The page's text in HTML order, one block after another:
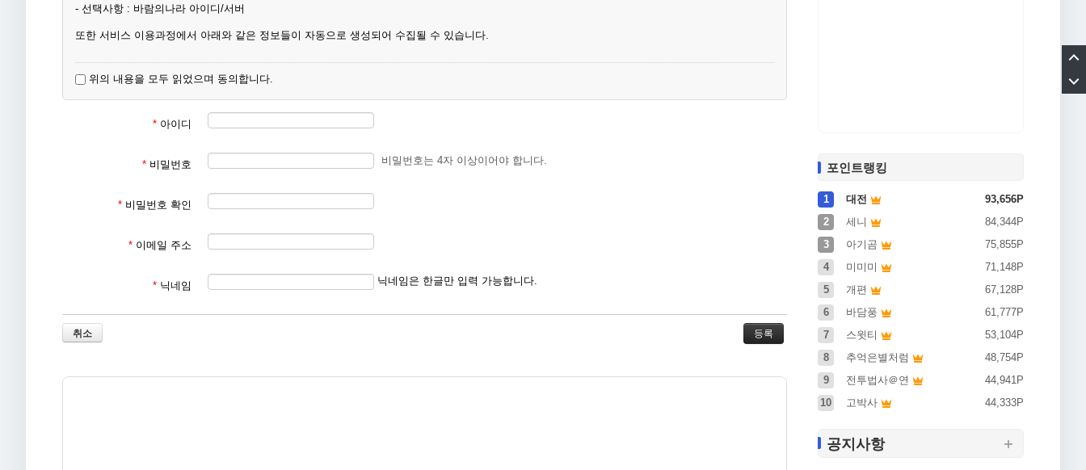
- 선택사항 : 바람의나라 아이디/서버
또한 서비스 이용과정에서 아래와 같은 정보들이 자동으로 생성되어 수집될 수 있습니다.
- IP Address, 쿠키, 접속로그, 서비스 이용 기록, 불량 이용 기록
나. 개인정보 수집방법
바람서치는 다음과 같은 방법으로 개인정보를 수집합니다.
- 홈페이지 회원가입, 문의 게시판, 이메일, 이벤트 응모, 배송요청
2. 개인정보의 수집 및 이용목적
가. 서비스 제공에 관한 계약 이행, 컨텐츠 제공, 물품배송, 본인인증
회원제 서비스 이용 및 제한적 본인 확인제에 따른 본인확인, 개인식별, 불량회원의 부정 이용방지와 비인가 사용방지, 가입의사 확인, 가입 및 가입횟
수 제한, 분쟁 조정을 위한 기록보존, 불만처리 등 민원처리, 고지사항 전달
다. 신규 서비스 개발 및 마케팅•광고에의 활용
신규 서비스 개발 및 맞춤 서비스 제공, 인구 통계학적 특성에 따른 서비스 제공 및 광고 게재, 접속빈도 파악, 회원의 서비스이용에 대한 통계, 이벤트
3. 개인정보의 보유 및 이용기간
위의 내용을 모두 읽었으며 동의합니다.
* 아이디
* 비밀번호 비밀번호는 4자 이상이어야 합니다.
* 비밀번호 확인
* 이메일 주소
* 닉네임 닉네임은 한글만 입력 가능합니다.
취소
포인트랭킹
1 대전
93,656P
2
세니
84,344P
3
아기곰
75,855P
4
미미미
71,148P
5
개편
67,128P
6
바담풍
61,777P
7
스윗티
53,104P
8
추억은별처럼
48,754P
9
전투법사＠연
44,941P
10
고박사 44,333P
공지사항